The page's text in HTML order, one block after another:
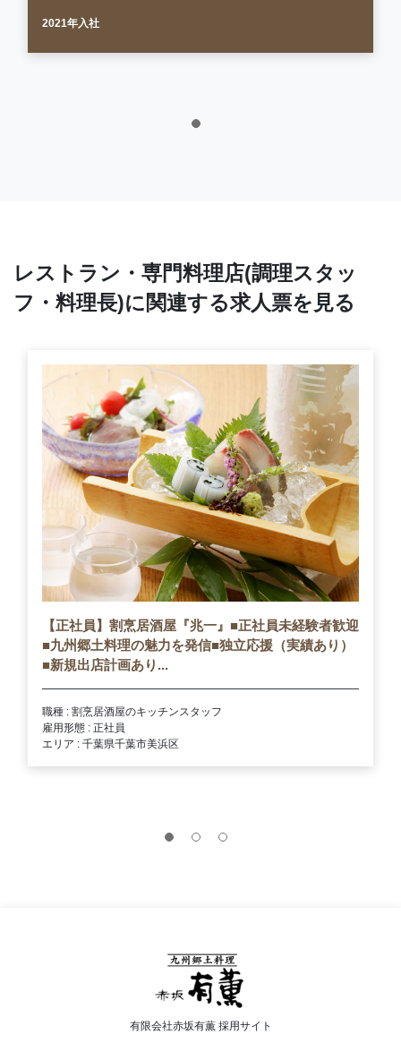
2021年入社
レストラン・専門料理店(調理スタッ
フ・料理長)に関連する求人票を見る
【正社員】割烹居酒屋『兆一』■正社員未経験者歓迎
■九州郷土料理の魅力を発信■独立応援（実績あり）
■新規出店計画あり...
職種 : 割烹居酒屋のキッチンスタッフ
雇用形態 : 正社員
エリア : 千葉県千葉市美浜区
有限会社赤坂有薫 採用サイト